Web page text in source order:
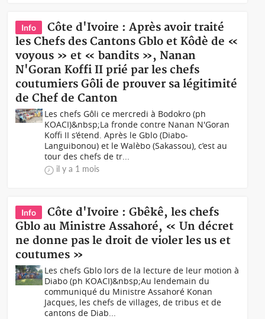
Info
Côte d'Ivoire : Après avoir traité
les Chefs des Cantons Gblo et Kôdè de «
voyous » et « bandits », Nanan
N'Goran Koffi II prié par les chefs
coutumiers Gôli de prouver sa légitimité
de Chef de Canton
Les chefs Gôli ce mercredi à Bodokro (ph
KOACI)&nbsp;La fronde contre Nanan N'Goran
Koffi II s’étend. Après le Gblo (Diabo-
Languibonou) et le Walèbo (Sakassou), c’est au
tour des chefs de tr...
il y a 1 mois
Info
Côte d'Ivoire : Gbêkê, les chefs
Gblo au Ministre Assahoré, « Un décret
ne donne pas le droit de violer les us et
coutumes »
Les chefs Gblo lors de la lecture de leur motion à
Diabo (ph KOACI)&nbsp;Au lendemain du
communiqué du Ministre Assahoré Konan
Jacques, les chefs de villages, de tribus et de
cantons de Diab...